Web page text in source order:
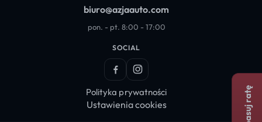
Dopasuj ratę
biuro@azjaauto.com
pon. - pt. 8:00 - 17:00
SOCIAL
FacebookInstagram
Polityka prywatności
Ustawienia cookies